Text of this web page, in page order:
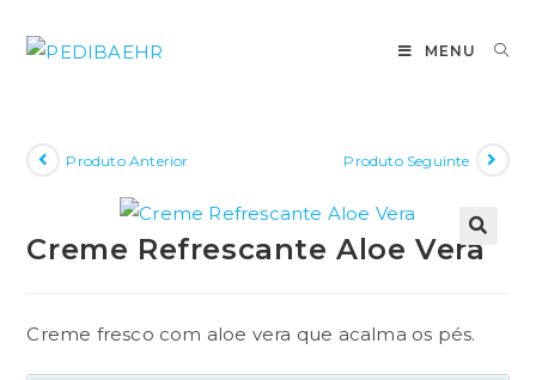
para
MENU
Produto Anterior Produto Seguinte
🔍
Creme Refrescante Aloe Vera
Creme fresco com aloe vera que acalma os pés.